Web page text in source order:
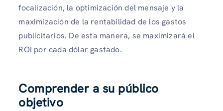
focalización, la optimización del mensaje y la
maximización de la rentabilidad de los gastos
publicitarios. De esta manera, se maximizará el
ROI por cada dólar gastado.
Comprender a su público
objetivo